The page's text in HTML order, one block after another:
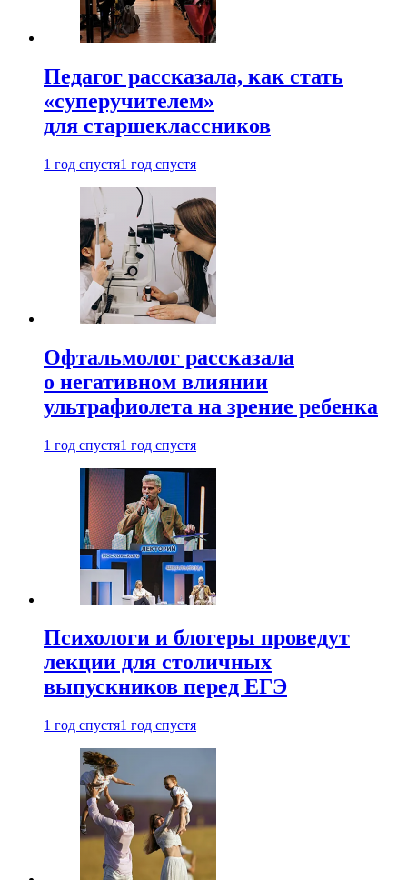
Педагог рассказала, как стать
«суперучителем»
для старшеклассников
1 год спустя1 год спустя
Офтальмолог рассказала
о негативном влиянии
ультрафиолета на зрение ребенка
1 год спустя1 год спустя
Психологи и блогеры проведут
лекции для столичных
выпускников перед ЕГЭ
1 год спустя1 год спустя